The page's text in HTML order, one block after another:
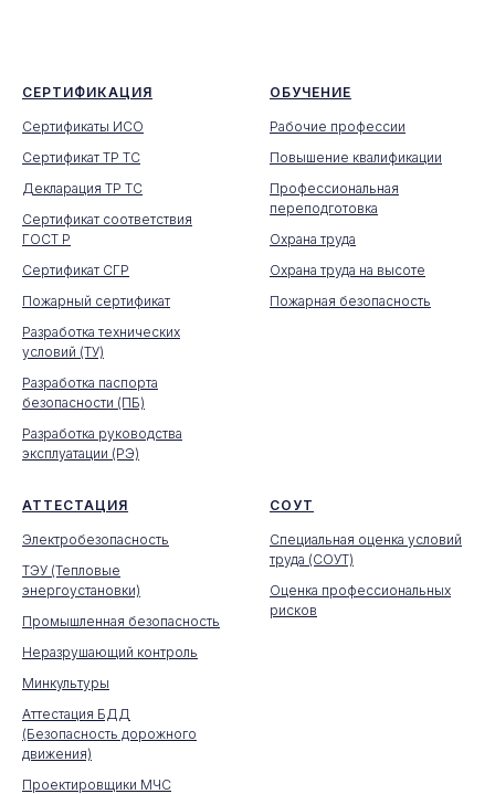
СЕРТИФИКАЦИЯ
Сертификаты ИСО
Сертификат ТР ТС
Декларация ТР ТС
Сертификат соответствия
ГОСТ Р
Сертификат СГР
Пожарный сертификат
Разработка технических
условий (ТУ)
Разработка паспорта
безопасности (ПБ)
Разработка руководства
эксплуатации (РЭ)
ОБУЧЕНИЕ
Рабочие профессии
Повышение квалификации
Профессиональная
переподготовка
Охрана труда
Охрана труда на высоте
Пожарная безопасность
АТТЕСТАЦИЯ
Электробезопасность
ТЭУ (Тепловые
энергоустановки)
Промышленная безопасность
Неразрушающий контроль
Минкультуры
Аттестация БДД
(Безопасность дорожного
движения)
Проектировщики МЧС
СОУТ
Специальная оценка условий
труда (СОУТ)
Оценка профессиональных
рисков